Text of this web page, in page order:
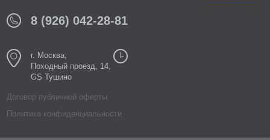
8 (926) 042-28-81
г. Москва,
Походный проезд, 14,
GS Тушино
Договор публичной оферты
Политика конфиденциальности